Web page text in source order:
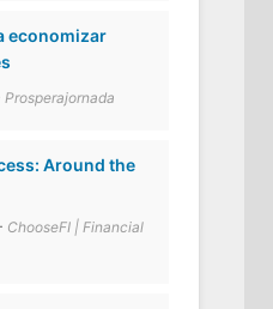
economizar
Prosperajornada
Around the
ChooseFI | Financial